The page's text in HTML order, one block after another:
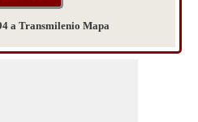
a Transmilenio Mapa